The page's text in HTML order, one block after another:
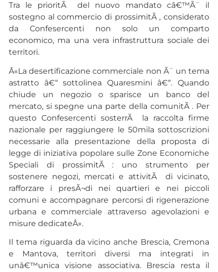
Tra le prioritÃ del nuovo mandato câ€™Ã¨ il
sostegno al commercio di prossimitÃ , considerato
da Confesercenti non solo un comparto
economico, ma una vera infrastruttura sociale dei
territori.
Â«La desertificazione commerciale non Ã¨ un tema
astratto â€“ sottolinea Quaresmini â€“. Quando
chiude un negozio o sparisce un banco del
mercato, si spegne una parte della comunitÃ . Per
questo Confesercenti sosterrÃ la raccolta firme
nazionale per raggiungere le 50mila sottoscrizioni
necessarie alla presentazione della proposta di
legge di iniziativa popolare sulle Zone Economiche
Speciali di prossimitÃ : uno strumento per
sostenere negozi, mercati e attivitÃ di vicinato,
rafforzare i presÃ¬di nei quartieri e nei piccoli
comuni e accompagnare percorsi di rigenerazione
urbana e commerciale attraverso agevolazioni e
misure dedicateÂ».
Il tema riguarda da vicino anche Brescia, Cremona
e Mantova, territori diversi ma integrati in
unâ€™unica visione associativa. Brescia resta il